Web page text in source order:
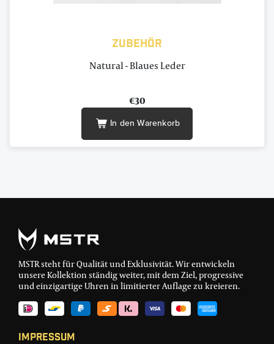
Zubehör
Natural - Blaues Leder
€30
In den Warenkorb
MSTR steht für Qualität und Exklusivität. Wir entwickeln
unsere Kollektion ständig weiter, mit dem Ziel, progressive
und einzigartige Uhren in limitierter Auflage zu kreieren.
Impressum